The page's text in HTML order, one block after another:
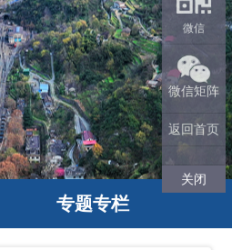
专题专栏
微信
微信矩阵
返回首页
关闭